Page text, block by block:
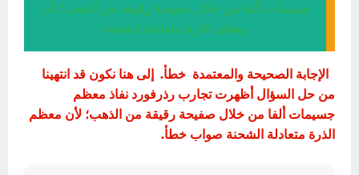
جسيمات ألفا من خلال صفيحة رقيقة من الذهب؛ لأن
معظم الذرة متعادلة الشحنة
الإجابة الصحيحة والمعتمدة خطأ. إلى هنا نكون قد انتهينا
من حل السؤال أظهرت تجارب رذرفورد نفاذ معظم
جسيمات ألفا من خلال صفيحة رقيقة من الذهب؛ لأن معظم
الذرة متعادلة الشحنة صواب خطأ.